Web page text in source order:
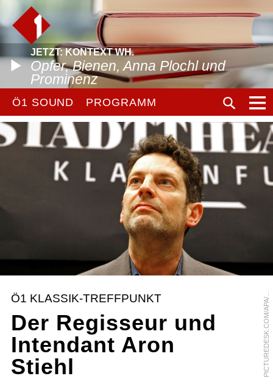
JETZT: KONTEXT WH.
Opfer, Bienen, Anna Plochl und
Prominenz
Ö1 SOUND PROGRAMM
P
I
C
T
U
R
E
D
E
S
K
.
C
O
M
/
A
P
A
/
G
E
R
T
E
G
G
E
N
B
E
R
G
E
R
Ö1 KLASSIK-TREFFPUNKT
Der Regisseur und
Intendant Aron
Stiehl